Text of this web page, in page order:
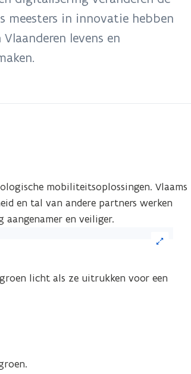
meesters in innovatie hebben
levens en
mobiliteitsoplossingen. Vlaams
en tal van andere partners werken
aangenamer en veiliger.
licht als ze uitrukken voor een